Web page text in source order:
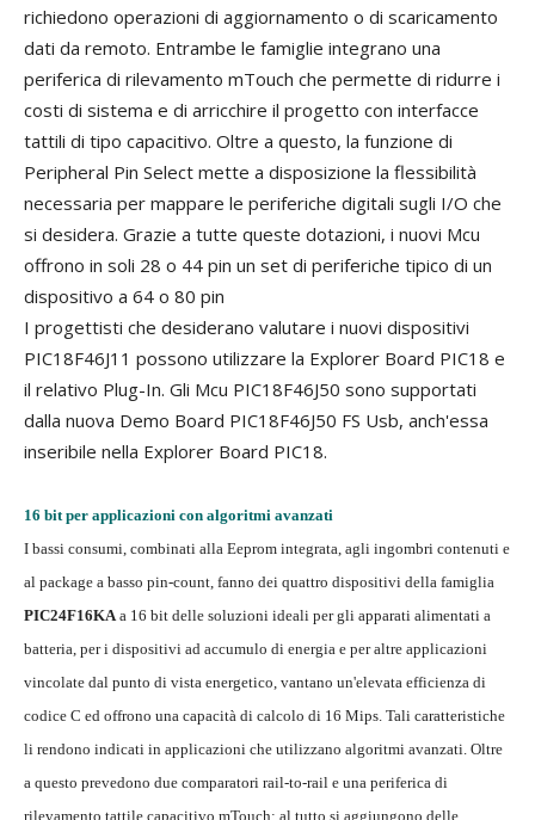
richiedono operazioni di aggiornamento o di scaricamento
dati da remoto. Entrambe le famiglie integrano una
periferica di rilevamento mTouch che permette di ridurre i
costi di sistema e di arricchire il progetto con interfacce
tattili di tipo capacitivo. Oltre a questo, la funzione di
Peripheral Pin Select mette a disposizione la flessibilità
necessaria per mappare le periferiche digitali sugli I/O che
si desidera. Grazie a tutte queste dotazioni, i nuovi Mcu
offrono in soli 28 o 44 pin un set di periferiche tipico di un
dispositivo a 64 o 80 pin
I progettisti che desiderano valutare i nuovi dispositivi
PIC18F46J11 possono utilizzare la Explorer Board PIC18 e
il relativo Plug-In. Gli Mcu PIC18F46J50 sono supportati
dalla nuova Demo Board PIC18F46J50 FS Usb, anch'essa
inseribile nella Explorer Board PIC18.
16 bit per applicazioni con algoritmi avanzati
I bassi consumi, combinati alla Eeprom integrata, agli ingombri contenuti e
al package a basso pin-count, fanno dei quattro dispositivi della famiglia
PIC24F16KAa 16 bit delle soluzioni ideali per gli apparati alimentati a
batteria, per i dispositivi ad accumulo di energia e per altre applicazioni
vincolate dal punto di vista energetico, vantano un'elevata efficienza di
codice C ed offrono una capacità di calcolo di 16 Mips. Tali caratteristiche
li rendono indicati in applicazioni che utilizzano algoritmi avanzati. Oltre
a questo prevedono due comparatori rail-to-rail e una periferica di
rilevamento tattile capacitivo mTouch: al tutto si aggiungono delle